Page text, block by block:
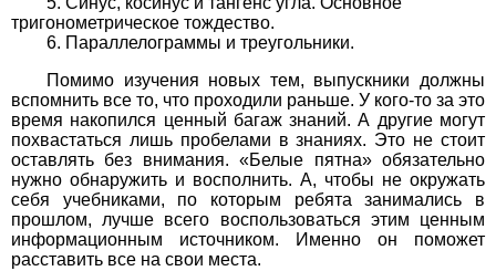
тригонометрическое тождество.
Параллелограммы и треугольники.
Помимо изучения новых тем, выпускники должны
вспомнить все то, что проходили раньше. У кого-то за это
время накопился ценный багаж знаний. А другие могут
похвастаться лишь пробелами в знаниях. Это не стоит
оставлять без внимания. «Белые пятна» обязательно
нужно обнаружить и восполнить. А, чтобы не окружать
себя учебниками, по которым ребята занимались в
прошлом, лучше всего воспользоваться этим ценным
информационным источником. Именно он поможет
расставить все на свои места.